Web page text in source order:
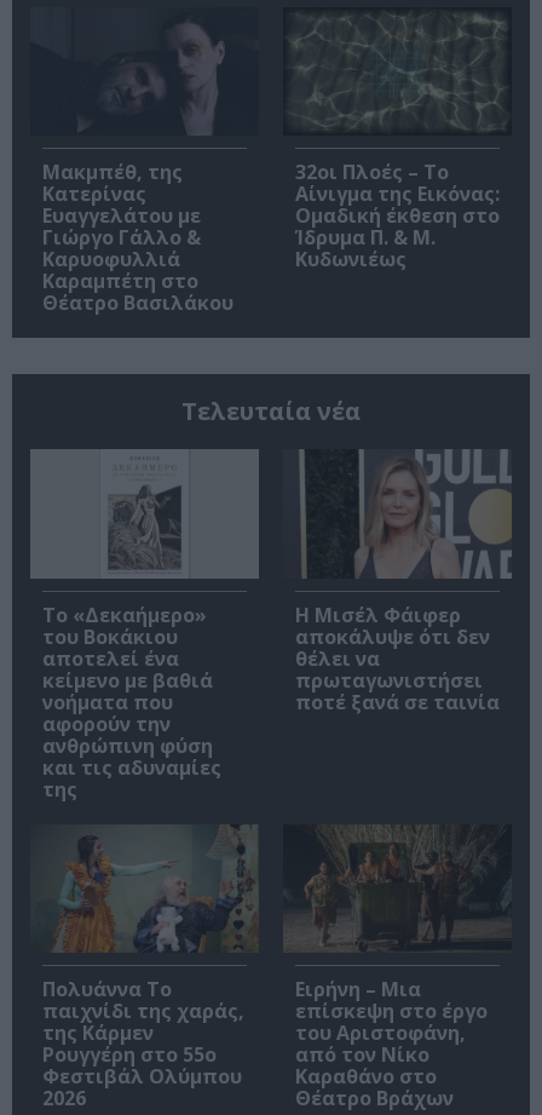
Μακμπέθ, της
Κατερίνας
Ευαγγελάτου με
Γιώργο Γάλλο &
Καρυοφυλλιά
Καραμπέτη στο
Θέατρο Βασιλάκου
32οι Πλοές – Το
Αίνιγμα της Εικόνας:
Ομαδική έκθεση στο
Ίδρυμα Π. & Μ.
Κυδωνιέως
Τελευταία νέα
Το «Δεκαήμερο»
του Βοκάκιου
αποτελεί ένα
κείμενο με βαθιά
νοήματα που
αφορούν την
ανθρώπινη φύση
και τις αδυναμίες
της
Η Μισέλ Φάιφερ
αποκάλυψε ότι δεν
θέλει να
πρωταγωνιστήσει
ποτέ ξανά σε ταινία
Πολυάννα Το
παιχνίδι της χαράς,
της Κάρμεν
Ρουγγέρη στο 55ο
Φεστιβάλ Ολύμπου
2026
Ειρήνη – Μια
επίσκεψη στο έργο
του Αριστοφάνη,
από τον Νίκο
Καραθάνο στο
Θέατρο Βράχων